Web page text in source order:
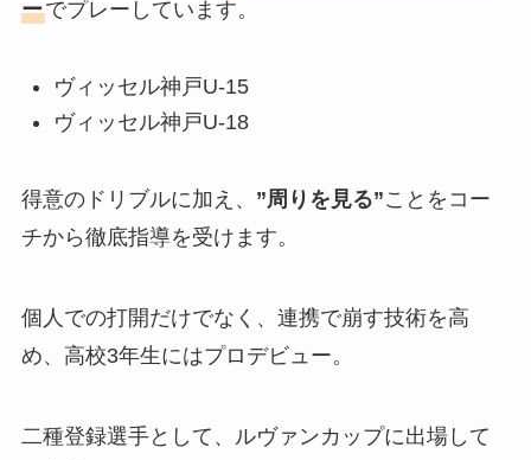
ーでプレーしています。
ヴィッセル神戸U-15
ヴィッセル神戸U-18
得意のドリブルに加え、 ”周りを見る”ことをコー
チから徹底指導を受けます。
個人での打開だけでなく、連携で崩す技術を高
め、高校3年生にはプロデビュー。
二種登録選手として、ルヴァンカップに出場して